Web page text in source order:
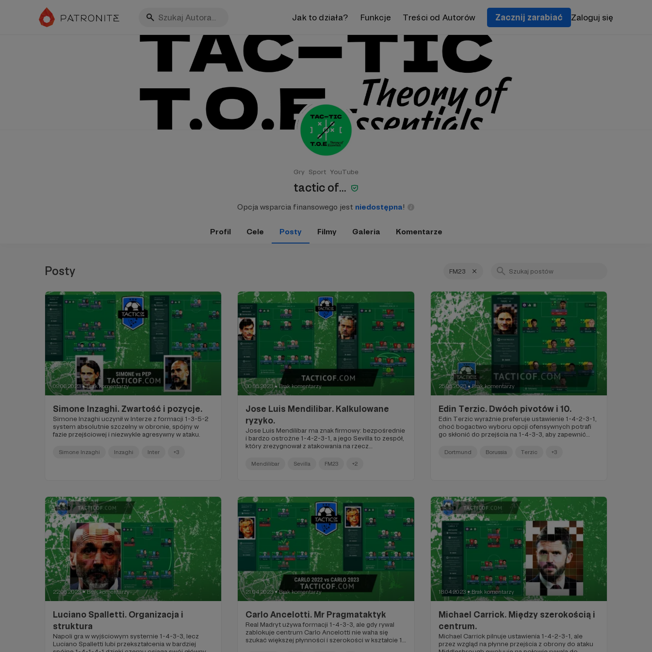
Jak to działa? Funkcje Treści od Autorów Zacznij zarabiać Zaloguj się
Gry Sport YouTube
tactic of...
Opcja wsparcia finansowego jest niedostępna!
Profil Cele Posty Filmy Galeria Komentarze
Posty FM23
09.06.2023 ● Brak komentarzy
Simone Inzaghi. Zwartość i pozycje.
Simone Inzaghi uczynił w Interze z formacji 1-3-5-2
system absolutnie szczelny w obronie, spójny w
fazie przejściowej i niezwykle agresywny w ataku.
Simone Inzaghi Inzaghi Inter +3
30.05.2023 ● Brak komentarzy
Jose Luis Mendilibar. Kalkulowane
ryzyko.
Jose Luis Mendilibar ma znak firmowy: bezpośrednie
i bardzo ostrożne 1-4-2-3-1, a jego Sevilla to zespół,
który zrezygnował z atakowania na rzecz
Mendilibar Sevilla FM23 +2
25.05.2023 ● Brak komentarzy
Edin Terzic. Dwóch pivotów i 10.
Edin Terzic wyraźnie preferuje ustawienie 1-4-2-3-1,
choć bogactwo wyboru opcji ofensywnych potrafi
go skłonić do przejścia na 1-4-3-3, aby zapewnić
Dortmund Borussia Terzic +3
22.05.2023 ● Brak komentarzy
Luciano Spalletti. Organizacja i
struktura
Napoli gra w wyjściowym systemie 1-4-3-3, lecz
Luciano Spalletti lubi przekształcenia w bardziej
21.04.2023 ● Brak komentarzy
Carlo Ancelotti. Mr Pragmataktyk
Real Madryt używa formacji 1-4-3-3, ale gdy rywal
zablokuje centrum Carlo Ancelotti nie waha się
szukać większej płynności i szerokości w kształcie 1-
18.04.2023 ● Brak komentarzy
Michael Carrick. Między szerokością i
centrum.
Michael Carrick pilnuje ustawienia 1-4-2-3-1, ale
przez wzgląd na płynne przejścia z obrony do ataku